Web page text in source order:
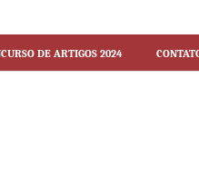
de artigos 2024